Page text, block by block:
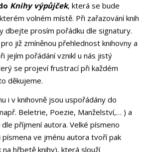
Knihy výpůjček, která se bude
volném místě. Při zařazování knih
dbejte prosím pořádku dle signatury.
již zmíněnou přehlednost knihovny a
jejím pořádání vznikl u nás jistý
se projeví frustrací při každém
děkujeme.
i v knihovně jsou uspořádány do
Beletrie, Poezie, Manželství,… ) a
dle příjmení autora. Velké písmeno
ve jménu autora tvoří pak
hřbetě knihy), která slouží